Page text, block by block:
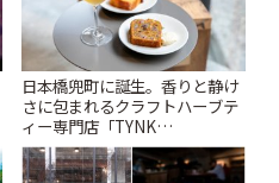
日本橋兜町に誕生。香りと静け
さに包まれるクラフトハーブテ
ィー専門店「TYNK
Kabutocho」 | ことりっぷ